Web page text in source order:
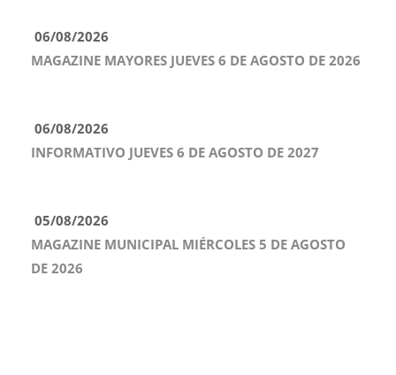
06/08/2026
MAGAZINE MAYORES JUEVES 6 DE AGOSTO DE 2026
06/08/2026
INFORMATIVO JUEVES 6 DE AGOSTO DE 2027
05/08/2026
MAGAZINE MUNICIPAL MIÉRCOLES 5 DE AGOSTO
DE 2026